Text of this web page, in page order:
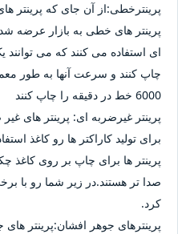
پرینترخطی:از آن جای که پرینتر
پرینتر های خطی به بازار عرضه
ای استفاده می کنند که می
6000 خط در دقیقه را چاپ کنند
پرینتر غیرضربه ای: پرینتر های
برای تولید کاراکتر ها رو کاغذ
پرینتر ها برای چاپ بر روی کاغذ
صدا تر هستند.در زیر شما رو با
کرد.
پرینترهای جوهر افشان:پرینتر